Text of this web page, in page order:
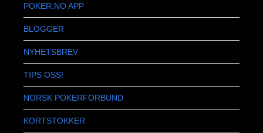
POKER.NO APP
BLOGGER
NYHETSBREV
TIPS OSS!
NORSK POKERFORBUND
KORTSTOKKER